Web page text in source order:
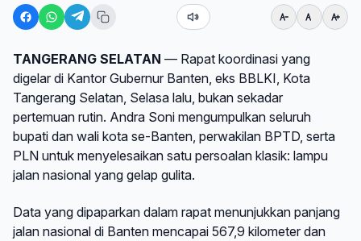
TANGERANG SELATAN — Rapat koordinasi yang
digelar di Kantor Gubernur Banten, eks BBLKI, Kota
Tangerang Selatan, Selasa lalu, bukan sekadar
pertemuan rutin. Andra Soni mengumpulkan seluruh
bupati dan wali kota se-Banten, perwakilan BPTD, serta
PLN untuk menyelesaikan satu persoalan klasik: lampu
jalan nasional yang gelap gulita.
Data yang dipaparkan dalam rapat menunjukkan panjang
jalan nasional di Banten mencapai 567,9 kilometer dan